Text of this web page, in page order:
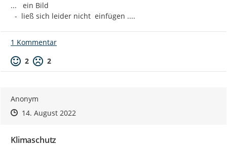
...   ein Bild
  -  ließ sich leider nicht  einfügen ....
1 Kommentar
Positive Bewertung
2 Negative Bewertung
2
Anonym
Zeitpunkt des Erstellens
Zeitpunkt des Erstellens
14. August 2022Zur Äußerung
Klimaschutz